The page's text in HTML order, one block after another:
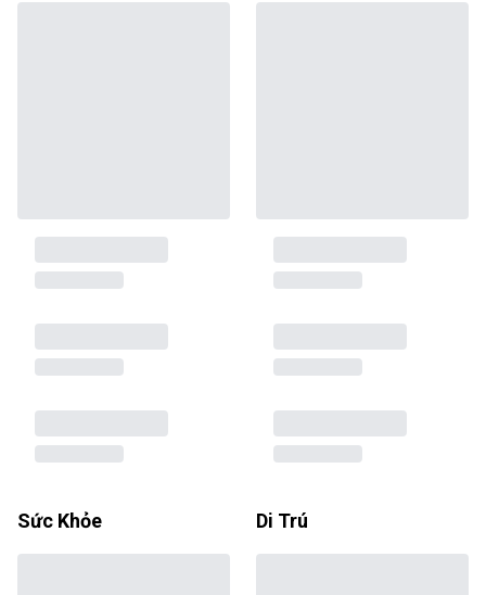
Sức Khỏe Di Trú